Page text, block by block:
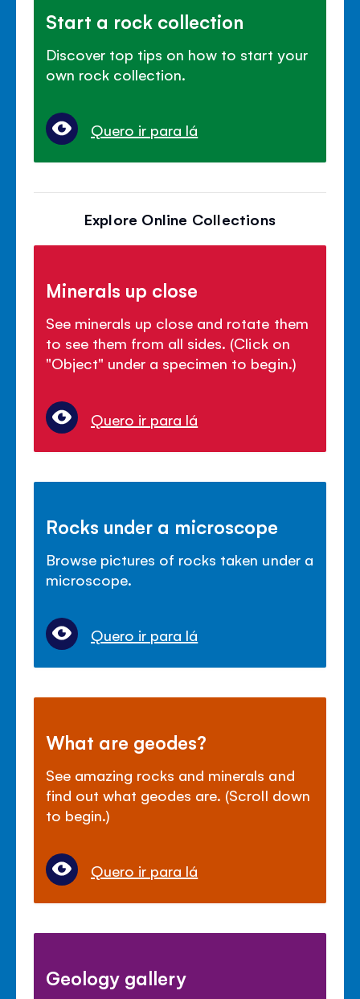
Start a rock collection
Discover top tips on how to start your
own rock collection.
Quero ir para lá
Explore Online Collections
Minerals up close
See minerals up close and rotate them
to see them from all sides. (Click on
"Object" under a specimen to begin.)
Quero ir para lá
Rocks under a microscope
Browse pictures of rocks taken under a
microscope.
Quero ir para lá
What are geodes?
See amazing rocks and minerals and
find out what geodes are. (Scroll down
to begin.)
Quero ir para lá
Geology gallery